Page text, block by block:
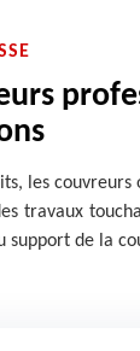
les
travaux
support de la